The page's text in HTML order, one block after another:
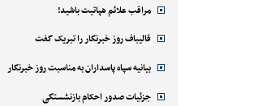
مراقب علائم هپاتیت باشید!
قالیباف روز خبرنگار را تبریک گفت
بیانیه سپاه پاسداران به مناسبت روز خبرنگار
جزئیات صدور احکام بازنشستگی